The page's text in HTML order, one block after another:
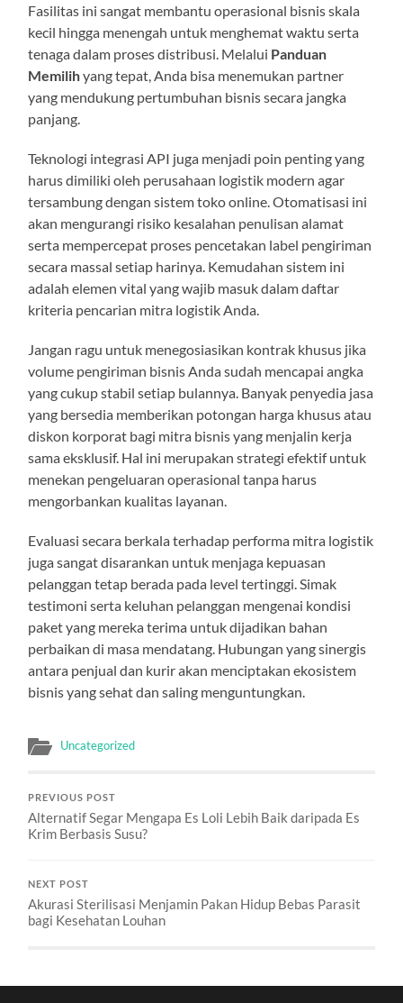
Fasilitas ini sangat membantu operasional bisnis skala
kecil hingga menengah untuk menghemat waktu serta
tenaga dalam proses distribusi. Melalui Panduan
Memilihyang tepat, Anda bisa menemukan partner
yang mendukung pertumbuhan bisnis secara jangka
panjang.
Teknologi integrasi API juga menjadi poin penting yang
harus dimiliki oleh perusahaan logistik modern agar
tersambung dengan sistem toko online. Otomatisasi ini
akan mengurangi risiko kesalahan penulisan alamat
serta mempercepat proses pencetakan label pengiriman
secara massal setiap harinya. Kemudahan sistem ini
adalah elemen vital yang wajib masuk dalam daftar
kriteria pencarian mitra logistik Anda.
Jangan ragu untuk menegosiasikan kontrak khusus jika
volume pengiriman bisnis Anda sudah mencapai angka
yang cukup stabil setiap bulannya. Banyak penyedia jasa
yang bersedia memberikan potongan harga khusus atau
diskon korporat bagi mitra bisnis yang menjalin kerja
sama eksklusif. Hal ini merupakan strategi efektif untuk
menekan pengeluaran operasional tanpa harus
mengorbankan kualitas layanan.
Evaluasi secara berkala terhadap performa mitra logistik
juga sangat disarankan untuk menjaga kepuasan
pelanggan tetap berada pada level tertinggi. Simak
testimoni serta keluhan pelanggan mengenai kondisi
paket yang mereka terima untuk dijadikan bahan
perbaikan di masa mendatang. Hubungan yang sinergis
antara penjual dan kurir akan menciptakan ekosistem
bisnis yang sehat dan saling menguntungkan.
Uncategorized
PREVIOUS POST
Alternatif Segar Mengapa Es Loli Lebih Baik daripada Es
Krim Berbasis Susu?
NEXT POST
Akurasi Sterilisasi Menjamin Pakan Hidup Bebas Parasit
bagi Kesehatan Louhan